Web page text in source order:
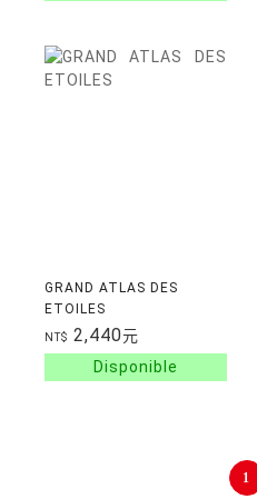
GRAND ATLAS DES
ETOILES
NT$ 2,440元
1